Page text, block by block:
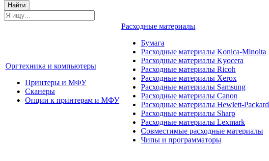
Найти
Оргтехника и компьютеры
Принтеры и МФУ
Сканеры
Опции к принтерам и МФУ
Расходные материалы
Бумага
Расходные материалы Konica-Minolta
Расходные материалы Kyocera
Расходные материалы Ricoh
Расходные материалы Xerox
Расходные материалы Samsung
Расходные материалы Canon
Расходные материалы Hewlett-Packard
Расходные материалы Sharp
Расходные материалы Lexmark
Совместимые расходные материалы
Чипы и программаторы